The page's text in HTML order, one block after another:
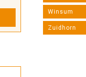
Winsum
Zuidhorn